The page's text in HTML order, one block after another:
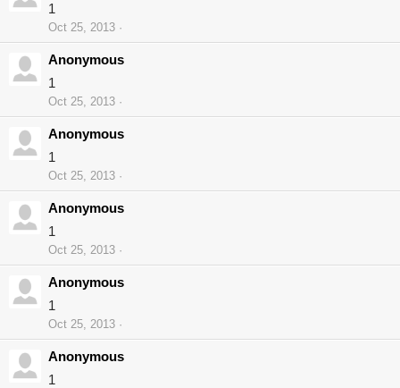
1
Oct 25, 2013
Anonymous
1
Oct 25, 2013
Anonymous
1
Oct 25, 2013
Anonymous
1
Oct 25, 2013
Anonymous
1
Oct 25, 2013
Anonymous
1